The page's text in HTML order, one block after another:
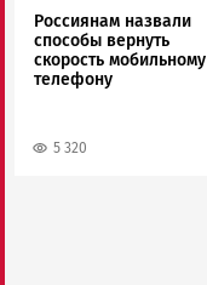
Россиянам назвали
способы вернуть
скорость мобильному
телефону
5 320